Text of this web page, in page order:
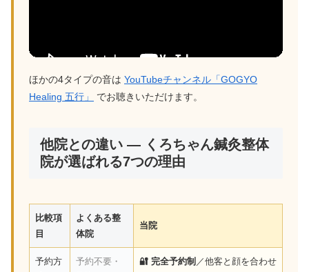
ほかの4タイプの音は YouTubeチャンネル「GOGYO
Healing 五行」
でお聴きいただけます。
他院との違い — くろちゃん鍼灸整体
院が選ばれる7つの理由
比較項
目
よくある整
体院
当院
予約方
予約不要・
🔐 完全予約制 ／他客と顔を合わせ